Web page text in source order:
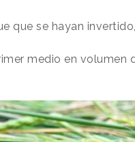
que se hayan
medio en volumen